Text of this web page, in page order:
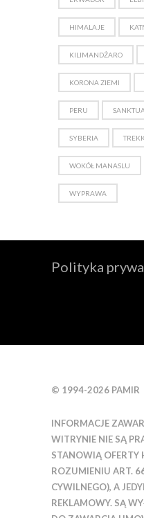
HIMALAJE
KILIMANDŻARO
KORONA ZIEMI
PERU
SYBERIA
WOKÓŁ MANASLU
WYPRAWA
Polityka
© 1994-2026 PAMIR
INFORMACJE
WITRYNIE NIE SĄ
STANOWIĄ OFERTY
ROZUMIENIU ART.
CYWILNEGO), A
REKLAMOWY. SĄ